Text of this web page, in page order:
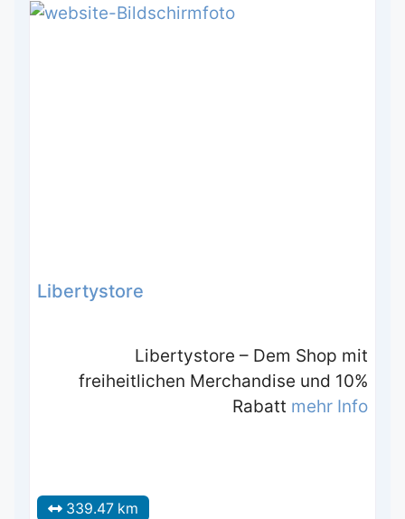
Libertystore
Libertystore – Dem Shop mit
freiheitlichen Merchandise und 10%
Rabatt mehr Info
339.47 km